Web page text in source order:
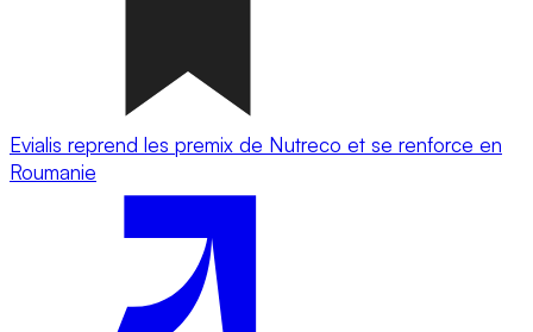
Evialis reprend les premix de Nutreco et se renforce en
Roumanie